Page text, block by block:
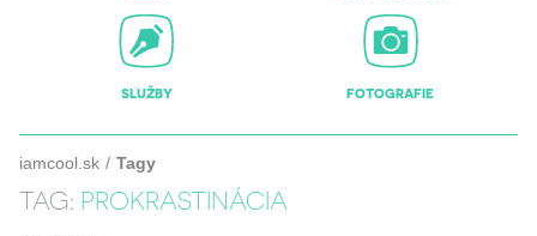
SLUŽBY FOTOGRAFIE
iamcool.sk Tagy
TAG: PROKRASTINÁCIA